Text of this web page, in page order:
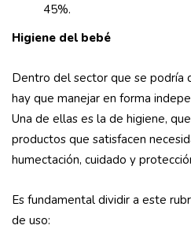
45%.
Higiene del bebé
Dentro del sector que se podría
hay que manejar en forma
Una de ellas es la de higiene,
productos que satisfacen
humectación, cuidado y
Es fundamental dividir a este
de uso: